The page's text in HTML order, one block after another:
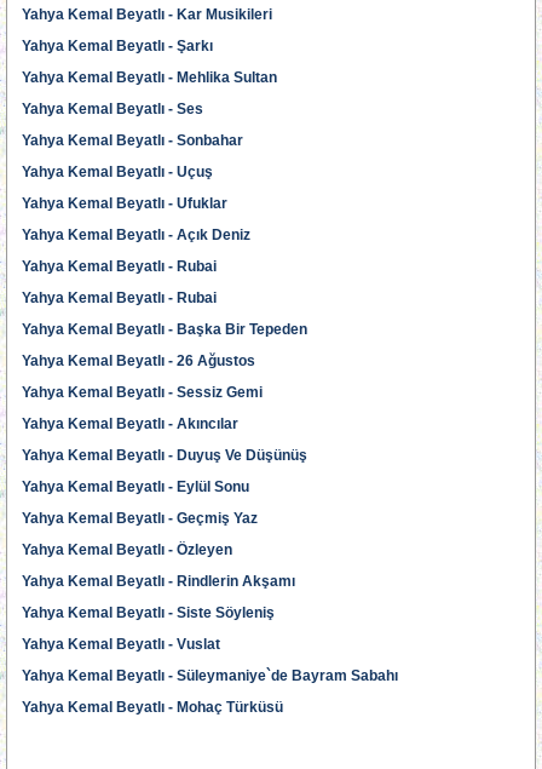
Yahya Kemal Beyatlı - Kar Musikileri
Yahya Kemal Beyatlı - Şarkı
Yahya Kemal Beyatlı - Mehlika Sultan
Yahya Kemal Beyatlı - Ses
Yahya Kemal Beyatlı - Sonbahar
Yahya Kemal Beyatlı - Uçuş
Yahya Kemal Beyatlı - Ufuklar
Yahya Kemal Beyatlı - Açık Deniz
Yahya Kemal Beyatlı - Rubai
Yahya Kemal Beyatlı - Rubai
Yahya Kemal Beyatlı - Başka Bir Tepeden
Yahya Kemal Beyatlı - 26 Ağustos
Yahya Kemal Beyatlı - Sessiz Gemi
Yahya Kemal Beyatlı - Akıncılar
Yahya Kemal Beyatlı - Duyuş Ve Düşünüş
Yahya Kemal Beyatlı - Eylül Sonu
Yahya Kemal Beyatlı - Geçmiş Yaz
Yahya Kemal Beyatlı - Özleyen
Yahya Kemal Beyatlı - Rindlerin Akşamı
Yahya Kemal Beyatlı - Siste Söyleniş
Yahya Kemal Beyatlı - Vuslat
Yahya Kemal Beyatlı - Süleymaniye`de Bayram Sabahı
Yahya Kemal Beyatlı - Mohaç Türküsü